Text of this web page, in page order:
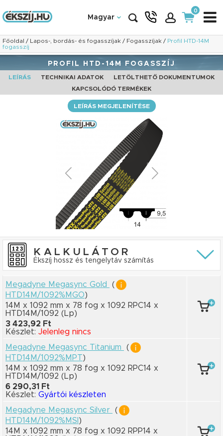
Magyar
0
Főoldal / Lapos-, bordás- és fogasszíjak / Fogasszíjak / Profil HTD-14M
fogasszíj
PROFIL HTD-14M FOGASSZÍJ
LEÍRÁS TECHNIKAI ADATOK
LETÖLTHETŐ DOKUMENTUMOK
KAPCSOLÓDÓ TERMÉKEK
LEÍRÁS MEGJELENÍTÉSE
KALKULÁTOR
Ékszíj hossz és tengelytáv számítás
Megadyne Megasync Gold
(
HTD14M/1092%MGO)
14M x 1092 mm x 78 fog x 1092 RPC14 x
HTD14M/1092 (Lp)
3 423,92 Ft
Készlet: Jelenleg nincs
Megadyne Megasync Titanium
(
HTD14M/1092%MPT)
14M x 1092 mm x 78 fog x 1092 RPC14 x
HTD14M/1092 (Lp)
6 290,31 Ft
Készlet: Gyártói készleten
Megadyne Megasync Silver
(
HTD14M/1092%MSI )
14M x 1092 mm x 78 fog x 1092 RPP14 x